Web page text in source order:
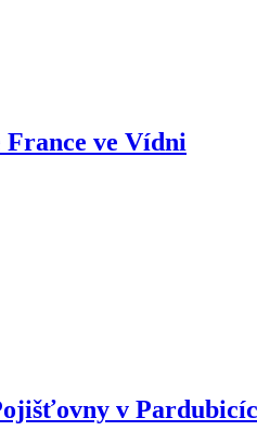
ve Vídni
v